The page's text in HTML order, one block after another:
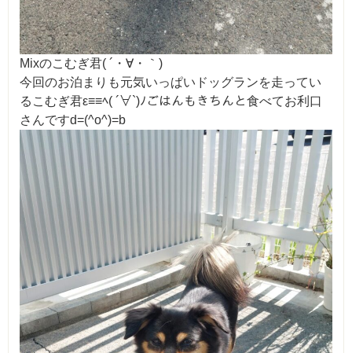
Mixのこむぎ君( ´・∀・｀)
今回のお泊まりも元気いっぱいドッグランを走ってい
るこむぎ君ε≡≡ﾍ( ´∀`)ﾉごはんもきちんと食べてお利口
さんですd=(^o^)=b